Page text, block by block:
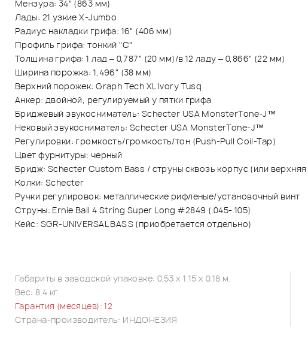
Мензура: 34" (863 мм)
Лады: 21 узкие X-Jumbo
Радиус накладки грифа: 16" (406 мм)
Профиль грифа: тонкий "С"
Толщина грифа: 1 лад – 0,787" (20 мм)/в 12 ладу – 0,866" (22 мм)
Ширина порожка: 1,496" (38 мм)
Верхний порожек: Graph Tech XL Ivory Tusq
Анкер: двойной, регулируемый у пятки грифа
Бриджевый звукосниматель: Schecter USA MonsterTone-J™
Нековый звукосниматель: Schecter USA MonsterTone-J™
Регулировки: громкость/громкость/тон (Push-Pull Coil-Tap)
Цвет фурнитуры: черный
Бридж: Schecter Custom Bass / струны сквозь корпус (или верхняя
Колки: Schecter
Ручки регулировок: металлические рифленые/установочный винт
Струны: Ernie Ball 4 String Super Long #2849 (.045-.105)
Кейс: SGR-UNIVERSAL BASS (приобретается отдельно)
Габариты в заводской упаковке: 0.53 x 1.15 x 0.18 м.
Вес: 8.4 кг
Гарантия (месяцев): 12
Страна-производитель: ИНДОНЕЗИЯ